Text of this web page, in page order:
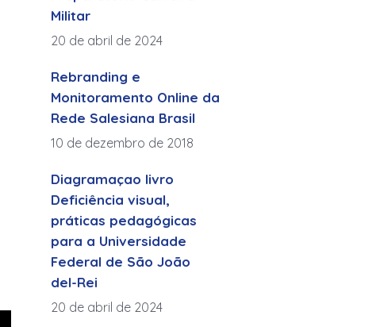
Militar
20 de abril de 2024
Rebranding e
Monitoramento Online da
Rede Salesiana Brasil
10 de dezembro de 2018
Diagramaçao livro
Deficiência visual,
práticas pedagógicas
para a Universidade
Federal de São João
del-Rei
20 de abril de 2024